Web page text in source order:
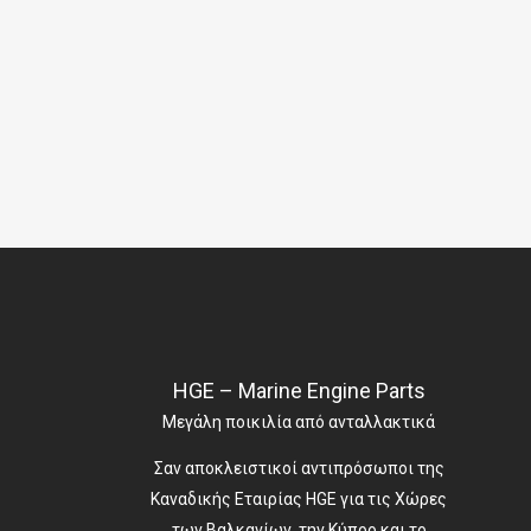
HGE – Marine Engine Parts
Μεγάλη ποικιλία από ανταλλακτικά
Σαν αποκλειστικοί αντιπρόσωποι της
Καναδικής Εταιρίας HGE για τις Χώρες